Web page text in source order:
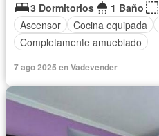
3 Dormitorios
1 Baño
Ascensor
Cocina equipada
Completamente amueblado
7 ago 2025 en Vadevender